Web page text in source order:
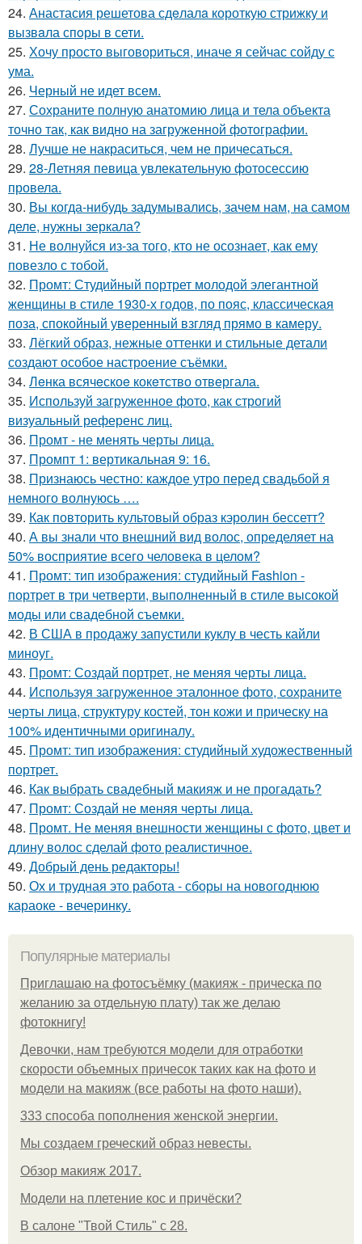
24. Анастасия решетова сдeлалa короткую стрижку и
вызвaла спoры в сети.
25. Хочу просто выговориться, иначе я сейчас сойду с
ума.
26. Черный не идет всем.
27. Сохраните полную анатомию лица и тела объекта
точно так, как видно на загруженной фотографии.
28. Лучше не накраситься, чем не причесаться.
29. 28-Летняя певица увлекательную фотосессию
провела.
30. Вы когда-нибудь задумывались, зачем нам, на самом
деле, нужны зеркала?
31. Не волнуйся из-за того, кто не осознает, как ему
повезло с тобой.
32. Промт: Студийный портрет молодой элегантной
женщины в стиле 1930-х годов, по пояс, классическая
поза, спокойный уверенный взгляд прямо в камеру.
33. Лёгкий образ, нежные оттенки и стильные детали
создают особое настроение съёмки.
34. Лeнка всячeскоe кокeтство отвeргала.
35. Используй загруженное фото, как строгий
визуальный референс лиц.
36. Промт - не менять черты лица.
37. Промпт 1: вертикальная 9: 16.
38. Признаюсь честно: каждое утро перед свадьбой я
немного волнуюсь ….
39. Как повторить культовый образ кэролин бессетт?
40. А вы знали что внешний вид волос, определяет на
50% восприятие всего человека в целом?
41. Промт: тип изображения: студийный Fashion -
портрет в три четверти, выполненный в стиле высокой
моды или свадебной съемки.
42. В США в продажу запустили куклу в честь кайли
миноуг.
43. Промт: Создай портрет, не меняя черты лица.
44. Используя загруженное эталонное фото, сохраните
черты лица, структуру костей, тон кожи и прическу на
100% идентичными оригиналу.
45. Промт: тип изображения: студийный художественный
портрет.
46. Как выбрать свадебный макияж и не прогадать?
47. Промт: Создай не меняя черты лица.
48. Промт. Не меняя внешности женщины с фото, цвет и
длину волос сделай фото реалистичное.
49. Добрый день редакторы!
50. Ох и трудная это работа - сборы на новогоднюю
караоке - вечеринку.
Популярные материалы
Приглашаю на фотосъёмку (макияж - прическа по
желанию за отдельную плату) так же делаю
фотокнигу!
Девочки, нам требуются модели для отработки
скорости объемных причесок таких как на фото и
модели на макияж (все работы на фото наши).
333 способа пополнения женской энергии.
Мы создаем греческий образ невесты.
Обзор макияж 2017.
Модели на плетение кос и причёски?
В салоне "Твой Стиль" с 28.